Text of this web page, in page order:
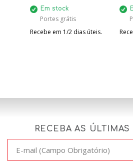
Em stock
Portes grátis
Recebe em 1/2 dias úteis.
RECEBA AS